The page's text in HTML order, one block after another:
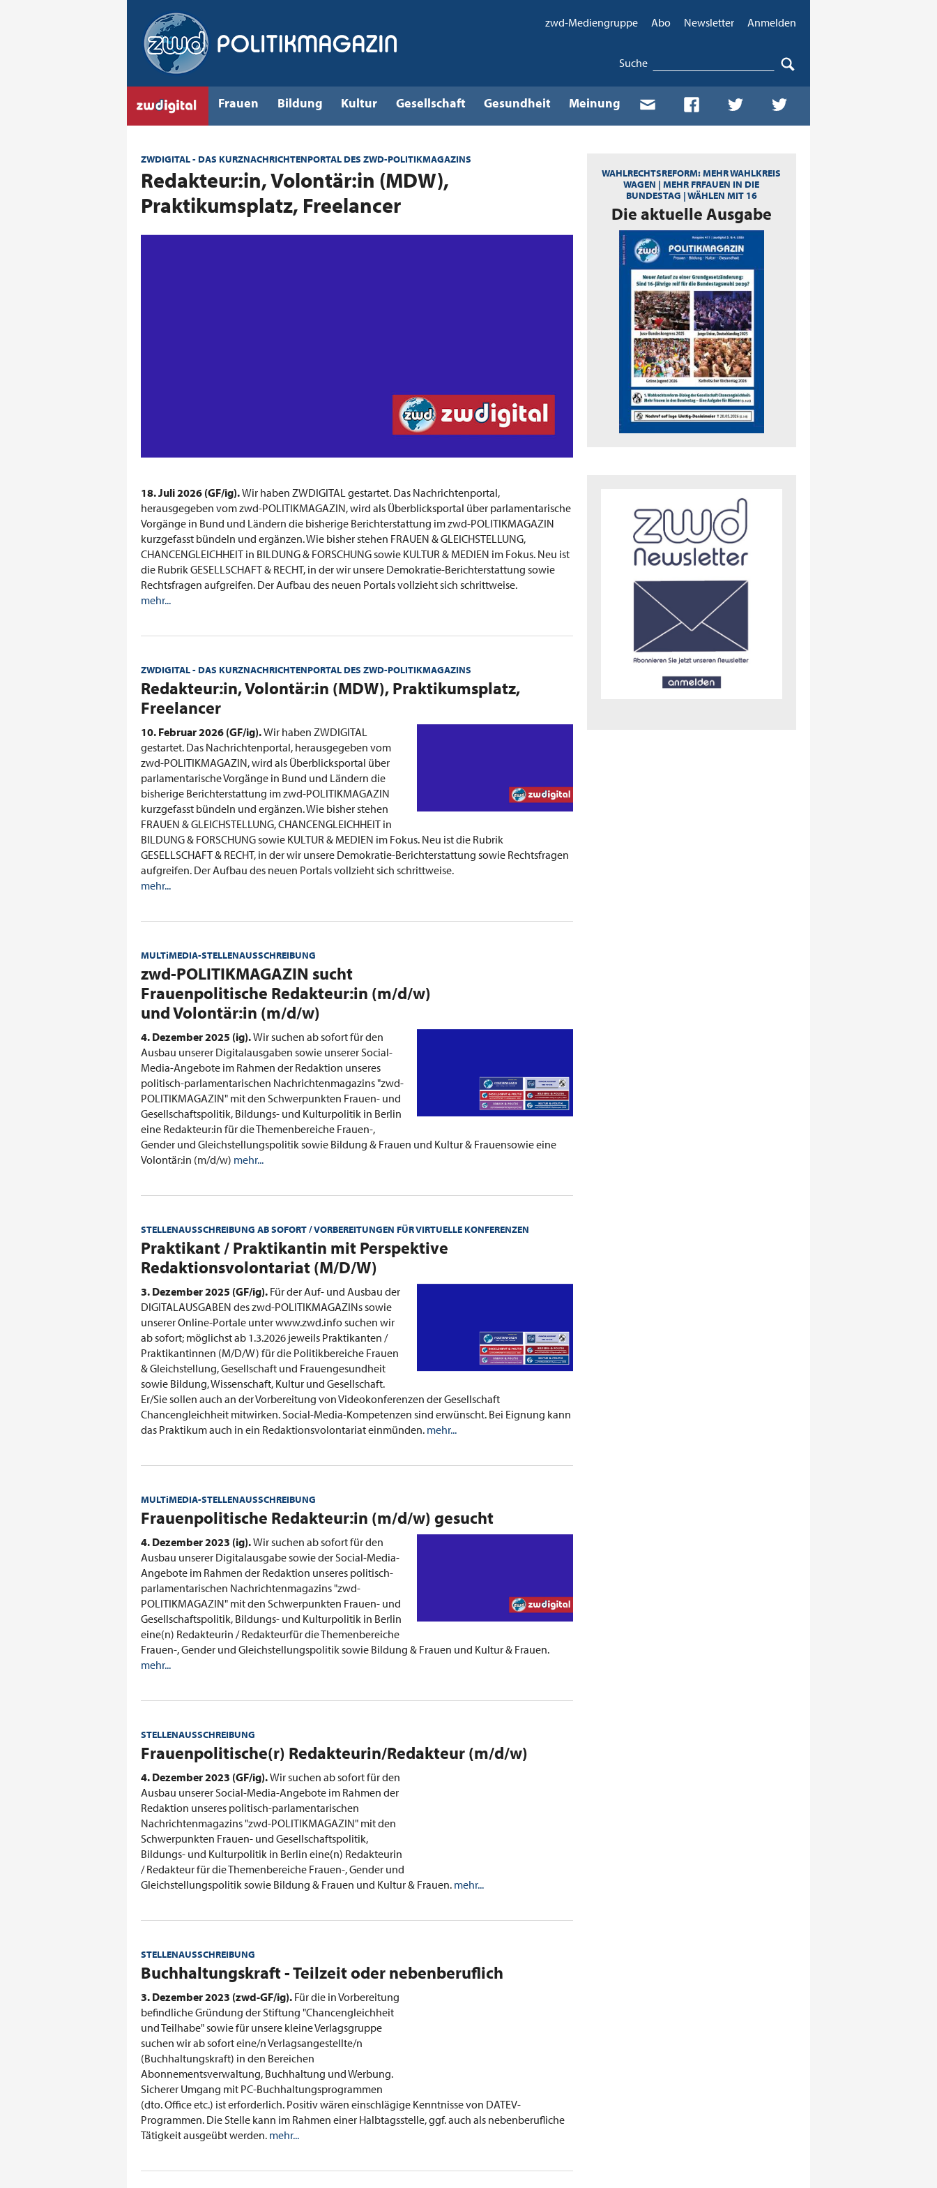
zwd-Mediengruppe Abo Newsletter Anmelden
Suche
Frauen Bildung Kultur Gesellschaft Gesundheit Meinung
ZWDIGITAL - DAS KURZNACHRICHTENPORTAL DES ZWD-POLITIKMAGAZINS
:Redakteur:in, Volontär:in (MDW),
Praktikumsplatz, Freelancer
18. Juli 2026 (GF/ig).Wir haben ZWDIGITAL gestartet. Das Nachrichtenportal,
herausgegeben vom zwd-POLITIKMAGAZIN, wird als Überblicksportal über parlamentarische
Vorgänge in Bund und Ländern die bisherige Berichterstattung im zwd-POLITIKMAGAZIN
kurzgefasst bündeln und ergänzen. Wie bisher stehen FRAUEN & GLEICHSTELLUNG,
CHANCENGLEICHHEIT in BILDUNG & FORSCHUNG sowie KULTUR & MEDIEN im Fokus. Neu ist
die Rubrik GESELLSCHAFT & RECHT, in der wir unsere Demokratie-Berichterstattung sowie
Rechtsfragen aufgreifen. Der Aufbau des neuen Portals vollzieht sich schrittweise.
mehr...
ZWDIGITAL - DAS KURZNACHRICHTENPORTAL DES ZWD-POLITIKMAGAZINS
:Redakteur:in, Volontär:in (MDW), Praktikumsplatz,
Freelancer
10. Februar 2026 (GF/ig).Wir haben ZWDIGITAL
gestartet. Das Nachrichtenportal, herausgegeben vom
zwd-POLITIKMAGAZIN, wird als Überblicksportal über
parlamentarische Vorgänge in Bund und Ländern die
bisherige Berichterstattung im zwd-POLITIKMAGAZIN
kurzgefasst bündeln und ergänzen. Wie bisher stehen
FRAUEN & GLEICHSTELLUNG, CHANCENGLEICHHEIT in
BILDUNG & FORSCHUNG sowie KULTUR & MEDIEN im Fokus. Neu ist die Rubrik
GESELLSCHAFT & RECHT, in der wir unsere Demokratie-Berichterstattung sowie Rechtsfragen
aufgreifen. Der Aufbau des neuen Portals vollzieht sich schrittweise.
mehr...
MULTiMEDIA-STELLENAUSSCHREIBUNG
:zwd-POLITIKMAGAZIN sucht
Frauenpolitische Redakteur:in (m/d/w)
und Volontär:in (m/d/w)
4. Dezember 2025 (ig).Wir suchen ab sofort für den
Ausbau unserer Digitalausgaben sowie unserer Social-
Media-Angebote im Rahmen der Redaktion unseres
politisch-parlamentarischen Nachrichtenmagazins "zwd-
POLITIKMAGAZIN" mit den Schwerpunkten Frauen- und
Gesellschaftspolitik, Bildungs- und Kulturpolitik in Berlin
eine Redakteur:in für die Themenbereiche Frauen-,
Gender und Gleichstellungspolitik sowie Bildung & Frauen und Kultur & Frauensowie eine
Volontär:in (m/d/w) mehr...
STELLENAUSSCHREIBUNG AB SOFORT / VORBEREITUNGEN FÜR VIRTUELLE KONFERENZEN
:Praktikant / Praktikantin mit Perspektive
Redaktionsvolontariat (M/D/W)
3. Dezember 2025 (GF/ig). Für der Auf- und Ausbau der
DIGITALAUSGABEN des zwd-POLITIKMAGAZINs sowie
unserer Online-Portale unter www.zwd.info suchen wir
ab sofort; möglichst ab 1.3.2026 jeweils Praktikanten /
Praktikantinnen (M/D/W) für die Politikbereiche Frauen
& Gleichstellung, Gesellschaft und Frauengesundheit
sowie Bildung, Wissenschaft, Kultur und Gesellschaft.
Er/Sie sollen auch an der Vorbereitung von Videokonferenzen der Gesellschaft
Chancengleichheit mitwirken. Social-Media-Kompetenzen sind erwünscht. Bei Eignung kann
das Praktikum auch in ein Redaktionsvolontariat einmünden. mehr...
MULTiMEDIA-STELLENAUSSCHREIBUNG
:Frauenpolitische Redakteur:in (m/d/w) gesucht
4. Dezember 2023 (ig).Wir suchen ab sofort für den
Ausbau unserer Digitalausgabe sowie der Social-Media-
Angebote im Rahmen der Redaktion unseres politisch-
parlamentarischen Nachrichtenmagazins "zwd-
POLITIKMAGAZIN" mit den Schwerpunkten Frauen- und
Gesellschaftspolitik, Bildungs- und Kulturpolitik in Berlin
eine(n) Redakteurin / Redakteurfür die Themenbereiche
Frauen-, Gender und Gleichstellungspolitik sowie Bildung & Frauen und Kultur & Frauen.
mehr...
STELLENAUSSCHREIBUNG
:Frauenpolitische(r) Redakteurin/Redakteur (m/d/w)
4. Dezember 2023 (GF/ig).Wir suchen ab sofort für den
Ausbau unserer Social-Media-Angebote im Rahmen der
Redaktion unseres politisch-parlamentarischen
Nachrichtenmagazins "zwd-POLITIKMAGAZIN" mit den
Schwerpunkten Frauen- und Gesellschaftspolitik,
Bildungs- und Kulturpolitik in Berlin eine(n) Redakteurin
/ Redakteur für die Themenbereiche Frauen-, Gender und
Gleichstellungspolitik sowie Bildung & Frauen und Kultur & Frauen. mehr...
STELLENAUSSCHREIBUNG
:Buchhaltungskraft - Teilzeit oder nebenberuflich
3. Dezember 2023 (zwd-GF/ig). Für die in Vorbereitung
befindliche Gründung der Stiftung "Chancengleichheit
und Teilhabe" sowie für unsere kleine Verlagsgruppe
suchen wir ab sofort eine/n Verlagsangestellte/n
(Buchhaltungskraft) in den Bereichen
Abonnementsverwaltung, Buchhaltung und Werbung.
Sicherer Umgang mit PC-Buchhaltungsprogrammen
(dto. Office etc.) ist erforderlich. Positiv wären einschlägige Kenntnisse von DATEV-
Programmen. Die Stelle kann im Rahmen einer Halbtagsstelle, ggf. auch als nebenberufliche
Tätigkeit ausgeübt werden. mehr...
WAHLRECHTSREFORM: MEHR WAHLKREIS
WAGEN | MEHR FRFAUEN IN DIE
BUNDESTAG | WÄHLEN MIT 16
:Die aktuelle Ausgabe